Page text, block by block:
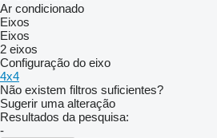
Ar condicionado
Eixos
Eixos
2 eixos
Configuração do eixo
4x4
Não existem filtros suficientes?
Sugerir uma alteração
Resultados da pesquisa:
-